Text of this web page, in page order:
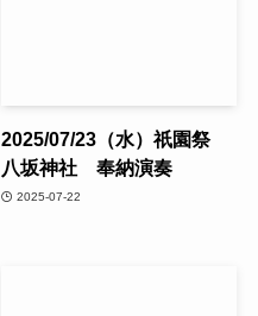
2025/07/23（水）祇園祭
八坂神社 奉納演奏
2025-07-22